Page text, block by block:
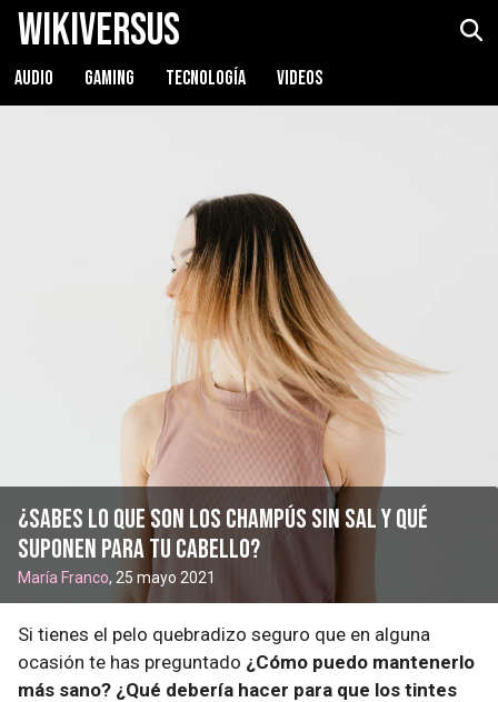
WikiVersus
AUDIO GAMING TECNOLOGÍA VIDEOS
¿Sabes lo que son los champús sin sal y qué
suponen para tu cabello?
María Franco, 25 mayo 2021
Si tienes el pelo quebradizo seguro que en alguna
ocasión te has preguntado ¿Cómo puedo mantenerlo
más sano? ¿Qué debería hacer para que los tintes